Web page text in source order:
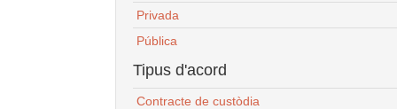
Privada
Pública
Tipus d'acord
Contracte de custòdia